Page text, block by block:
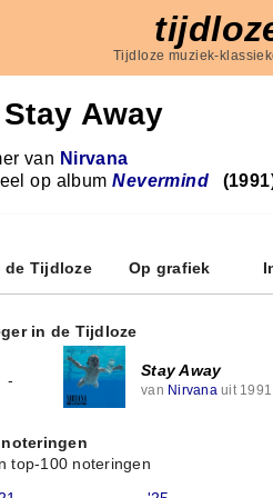
Tijdloze muziek-
Stay Away
van Nirvana
op albumNevermind
de Tijdloze Op grafiek
in de Tijdloze
-
Stay Away
van Nirvanauit 1991
top-100 noteringen